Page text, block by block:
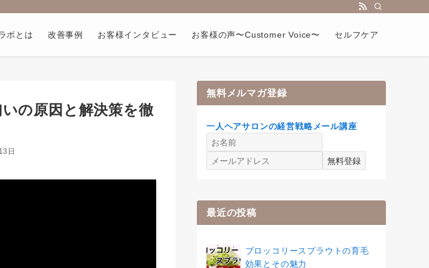
ボとは 改善事例 お客様インタビュー お客様の声〜Customer Voice〜 セルフケア
の原因と解決策を徹
日
無料メルマガ登録
一人ヘアサロンの経営戦略メール講座
最近の投稿
ブロッコリースプラウトの育毛
効果とその魅力